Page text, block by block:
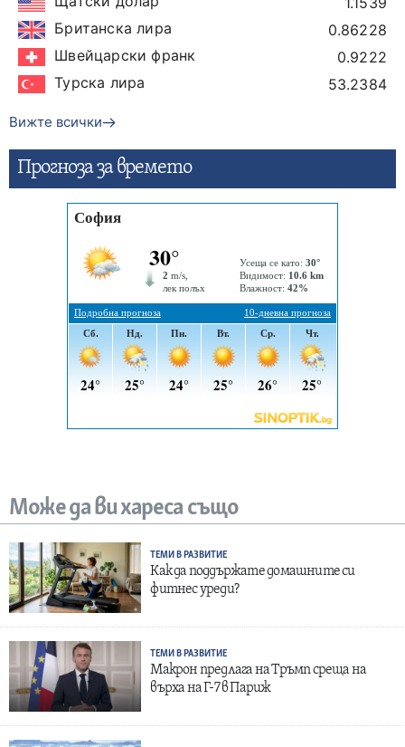
Британска лира
0.86228
Швейцарски франк
0.9222
Турска лира
53.2384
Вижте всички
Прогнозa за времето
Може да ви хареса също
ТЕМИ В РАЗВИТИЕ
Как да поддържате домашните си
фитнес уреди?
ТЕМИ В РАЗВИТИЕ
Макрон предлага на Тръмп среща на
върха на Г-7 в Париж